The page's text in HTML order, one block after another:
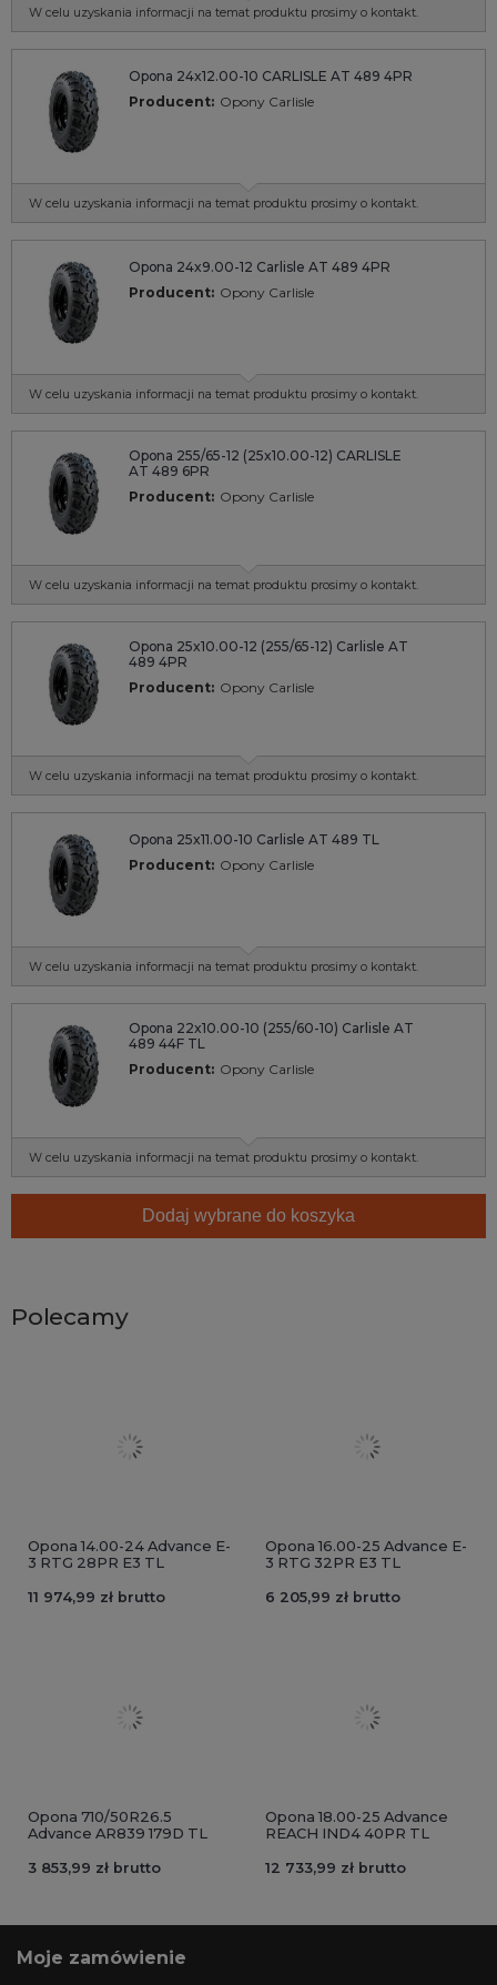
W celu uzyskania informacji na temat produktu prosimy o kontakt.
Opona 24x12.00-10 CARLISLE AT 489 4PR
Producent: Opony Carlisle
W celu uzyskania informacji na temat produktu prosimy o kontakt.
Opona 24x9.00-12 Carlisle AT 489 4PR
Producent: Opony Carlisle
W celu uzyskania informacji na temat produktu prosimy o kontakt.
Opona 255/65-12 (25x10.00-12) CARLISLE
AT 489 6PR
Producent: Opony Carlisle
W celu uzyskania informacji na temat produktu prosimy o kontakt.
Opona 25x10.00-12 (255/65-12) Carlisle AT
489 4PR
Producent: Opony Carlisle
W celu uzyskania informacji na temat produktu prosimy o kontakt.
Opona 25x11.00-10 Carlisle AT 489 TL
Producent: Opony Carlisle
W celu uzyskania informacji na temat produktu prosimy o kontakt.
Opona 22x10.00-10 (255/60-10) Carlisle AT
489 44F TL
Producent: Opony Carlisle
W celu uzyskania informacji na temat produktu prosimy o kontakt.
Dodaj wybrane do koszyka
Polecamy
Opona 14.00-24 Advance E-
3 RTG 28PR E3 TL
11 974,99 zł brutto
Opona 16.00-25 Advance E-
3 RTG 32PR E3 TL
6 205,99 zł brutto
Opona 710/50R26.5
Advance AR839 179D TL
3 853,99 zł brutto
Opona 18.00-25 Advance
REACH IND4 40PR TL
12 733,99 zł brutto
Moje zamówienie